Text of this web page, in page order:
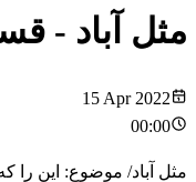
مثل آباد -
15 Apr 2022
00:00
مثل آباد/ موضوع: این را